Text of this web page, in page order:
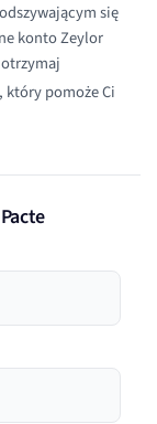
się
konto Zeylor
, który pomoże Ci